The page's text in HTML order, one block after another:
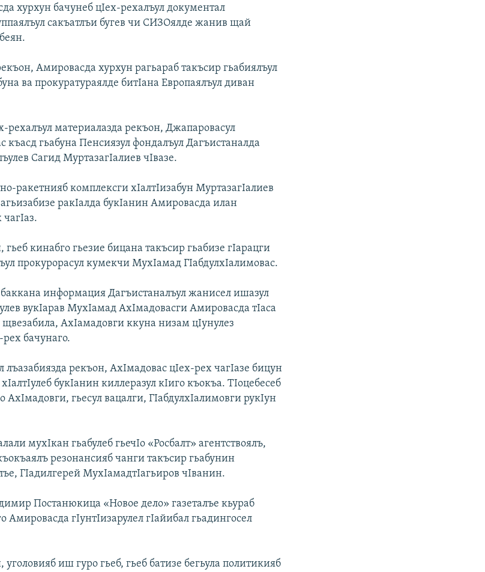
хурхун бачунеб цIех-рехалъул документал
сакъатлъи бугев чи СИЗОялде жанив щай
Амировасда хурхун рагьараб такъсир гьабиялъул
ва прокуратураялде битIана Европаялъул диван
рехалъул материалазда рекъон, Джапаровасул
гьабуна Пенсиязул фондалъул Дагъистаналда
Сагид МуртазагIалиев чIвазе.
ракетнияб комплексги хIалтIизабун МуртазагIалиев
ракIалда букIанин Амировасда илан
гьеб кинабго гьезие бицана такъсир гьабизе гIарацги
прокурорасул кумекчи МухIамад ГIабдулхIалимовас.
информация Дагъистаналъул жанисел ишазул
вукIарав МухIамад АхIмадовасги Амировасда тIаса
АхIамадовги ккуна низам цIунулез
бачунаго.
лъазабиязда рекъон, АхIмадовас цIех-рех чагIазе бицун
букIанин киллеразул кIиго къокъа. ТIоцебесеб
АхIмадовги, гьесул вацалги, ГIабдулхIалимовги рукIун
мухIкан гьабулеб гьечIо «Росбалт» агентствоялъ,
резонансияб чанги такъсир гьабунин
ГIадилгерей МухIамадтIагьиров чIванин.
Постанюкица «Новое дело» газеталъе кьураб
Амировасда гIунтIизарулел гIайибал гьадингосел
уголовияб иш гуро гьеб, гьеб батизе бегьула политикияб